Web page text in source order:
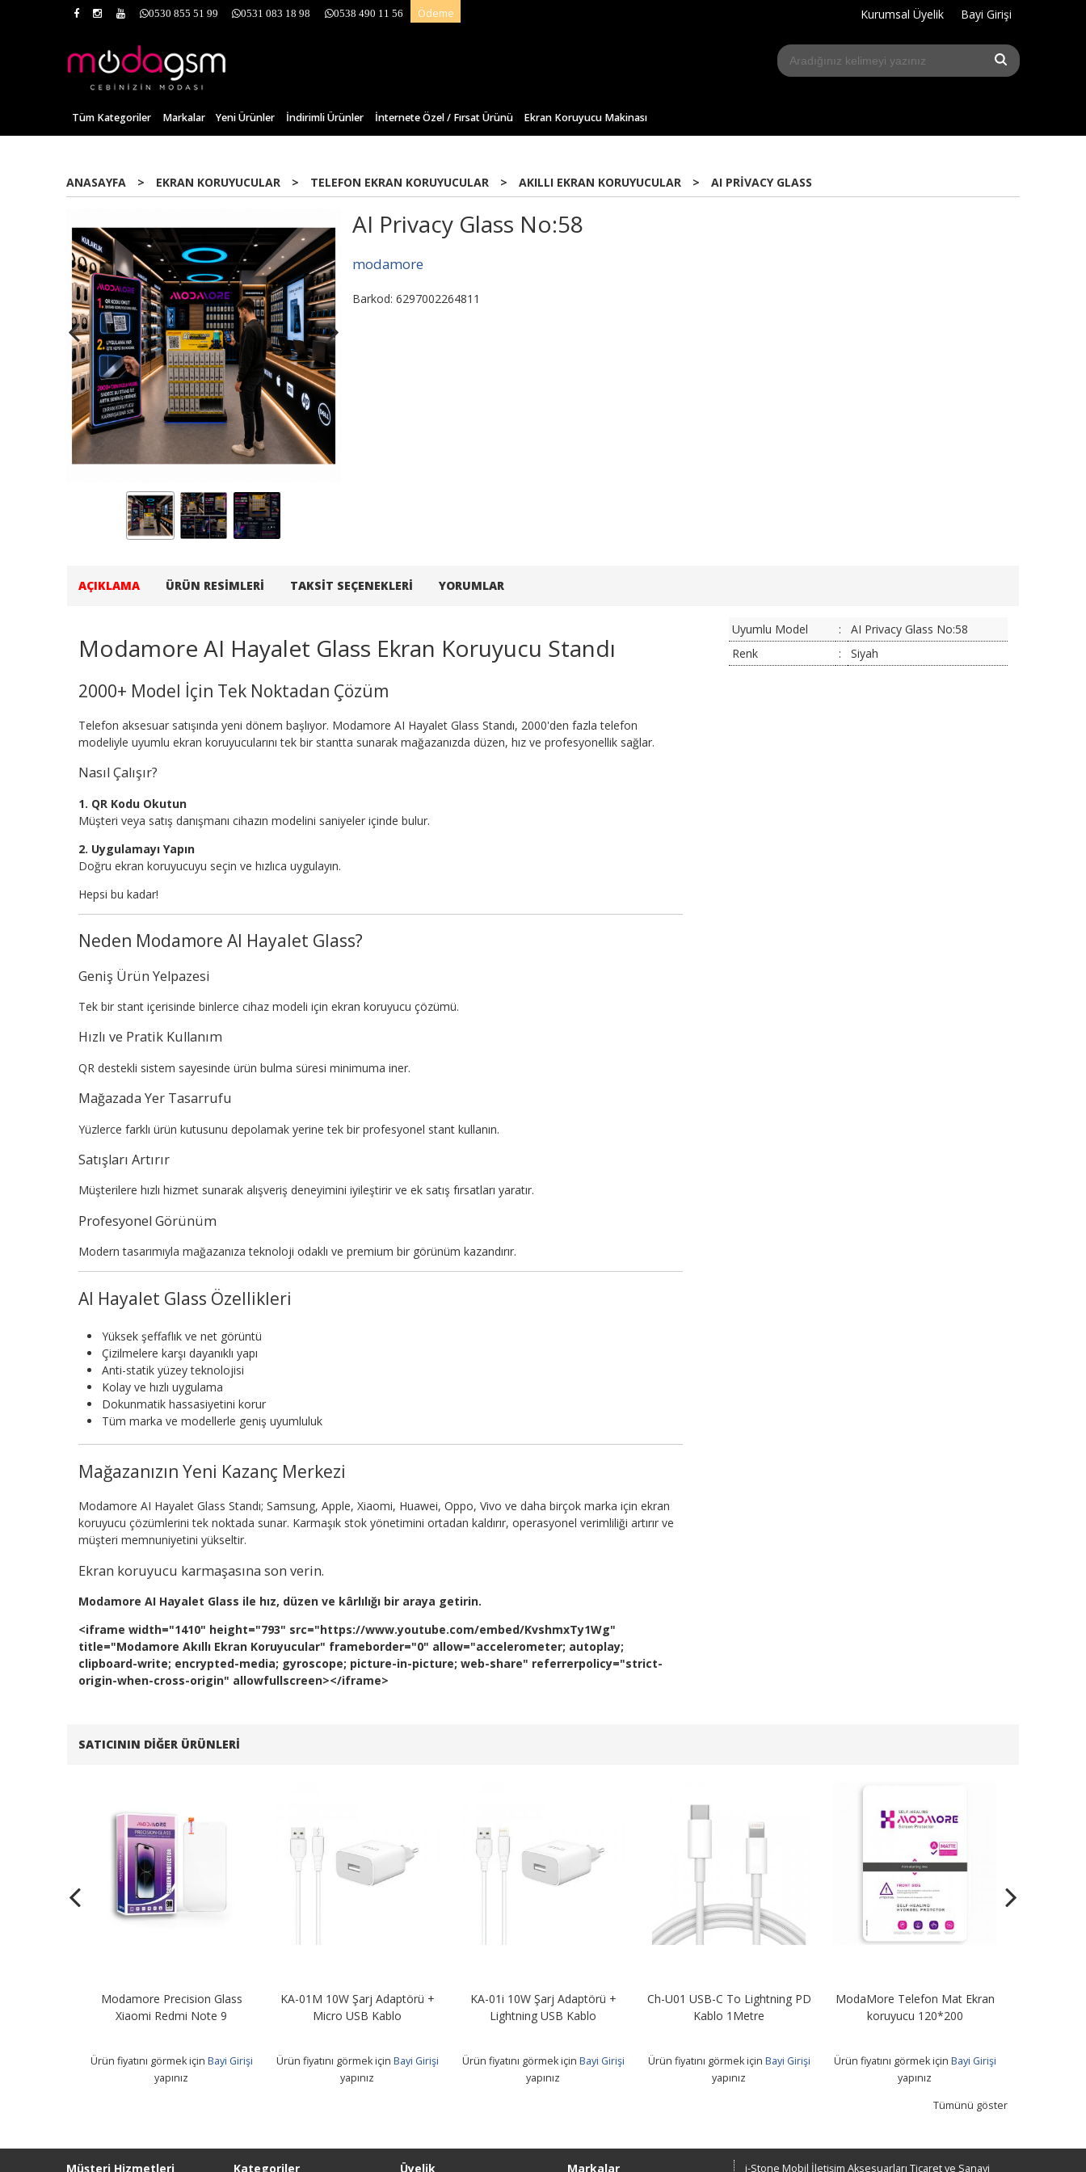
0530 855 51 99 0531 083 18 98 0538 490 11 56 Ödeme Kurumsal Üyelik Bayi Girişi
Tüm Kategoriler Markalar Yeni Ürünler İndirimli Ürünler İnternete Özel / Fırsat Ürünü Ekran Koruyucu Makinası
ANASAYFA > EKRAN KORUYUCULAR > TELEFON EKRAN KORUYUCULAR > AKILLI EKRAN KORUYUCULAR > AI PRIVACY GLASS
AI Privacy Glass No:58
modamore
Barkod: 6297002264811
AÇIKLAMA ÜRÜN RESIMLERI TAKSIT SEÇENEKLERI YORUMLAR
Modamore AI Hayalet Glass Ekran Koruyucu Standı
2000+ Model İçin Tek Noktadan Çözüm
Telefon aksesuar satışında yeni dönem başlıyor. Modamore AI Hayalet Glass Standı, 2000'den fazla telefon
modeliyle uyumlu ekran koruyucularını tek bir stantta sunarak mağazanızda düzen, hız ve profesyonellik sağlar.
Nasıl Çalışır?
1. QR Kodu Okutun
Müşteri veya satış danışmanı cihazın modelini saniyeler içinde bulur.
2. Uygulamayı Yapın
Doğru ekran koruyucuyu seçin ve hızlıca uygulayın.
Hepsi bu kadar!
Neden Modamore AI Hayalet Glass?
Geniş Ürün Yelpazesi
Tek bir stant içerisinde binlerce cihaz modeli için ekran koruyucu çözümü.
Hızlı ve Pratik Kullanım
QR destekli sistem sayesinde ürün bulma süresi minimuma iner.
Mağazada Yer Tasarrufu
Yüzlerce farklı ürün kutusunu depolamak yerine tek bir profesyonel stant kullanın.
Satışları Artırır
Müşterilere hızlı hizmet sunarak alışveriş deneyimini iyileştirir ve ek satış fırsatları yaratır.
Profesyonel Görünüm
Modern tasarımıyla mağazanıza teknoloji odaklı ve premium bir görünüm kazandırır.
AI Hayalet Glass Özellikleri
Yüksek şeffaflık ve net görüntü
Çizilmelere karşı dayanıklı yapı
Anti-statik yüzey teknolojisi
Kolay ve hızlı uygulama
Dokunmatik hassasiyetini korur
Tüm marka ve modellerle geniş uyumluluk
Mağazanızın Yeni Kazanç Merkezi
Modamore AI Hayalet Glass Standı; Samsung, Apple, Xiaomi, Huawei, Oppo, Vivo ve daha birçok marka için ekran
koruyucu çözümlerini tek noktada sunar. Karmaşık stok yönetimini ortadan kaldırır, operasyonel verimliliği artırır ve
müşteri memnuniyetini yükseltir.
Ekran koruyucu karmaşasına son verin.
Modamore AI Hayalet Glass ile hız, düzen ve kârlılığı bir araya getirin.
<iframe width="1410" height="793" src="https://www.youtube.com/embed/KvshmxTy1Wg"
title="Modamore Akıllı Ekran Koruyucular" frameborder="0" allow="accelerometer; autoplay;
clipboard-write; encrypted-media; gyroscope; picture-in-picture; web-share" referrerpolicy="strict-
origin-when-cross-origin" allowfullscreen></iframe>
Uyumlu Model :
AI Privacy Glass No:58
Renk
: Siyah
SATICININ DIĞER ÜRÜNLERI
Modamore Precision Glass
Xiaomi Redmi Note 9
Ürün fiyatını görmek için Bayi Girişi
yapınız
KA-01M 10W Şarj Adaptörü +
Micro USB Kablo
Ürün fiyatını görmek için Bayi Girişi
yapınız
KA-01i 10W Şarj Adaptörü +
Lightning USB Kablo
Ürün fiyatını görmek için Bayi Girişi
yapınız
Ch-U01 USB-C To Lightning PD
Kablo 1Metre
Ürün fiyatını görmek için Bayi Girişi
yapınız
ModaMore Telefon Mat Ekran
koruyucu 120*200
Ürün fiyatını görmek için Bayi Girişi
yapınız
Tümünü göster
Müşteri Hizmetleri Kategoriler Üyelik Markalar i-Stone Mobil İletişim Aksesuarları Ticaret ve Sanayi